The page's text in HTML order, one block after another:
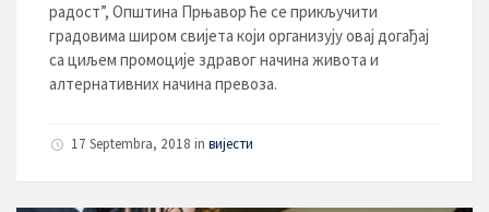
радост”, Општина Прњавор ће се прикључити
градовима широм свијета који организују овај догађај
са циљем промоције здравог начина живота и
алтернативних начина превоза.
17 Septembra, 2018 in вијести